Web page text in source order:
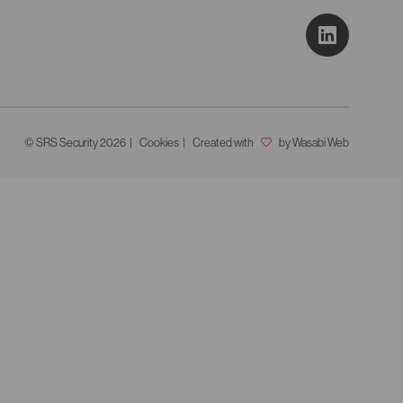
© SRS Security 2026 Cookies Created with by Wasabi Web